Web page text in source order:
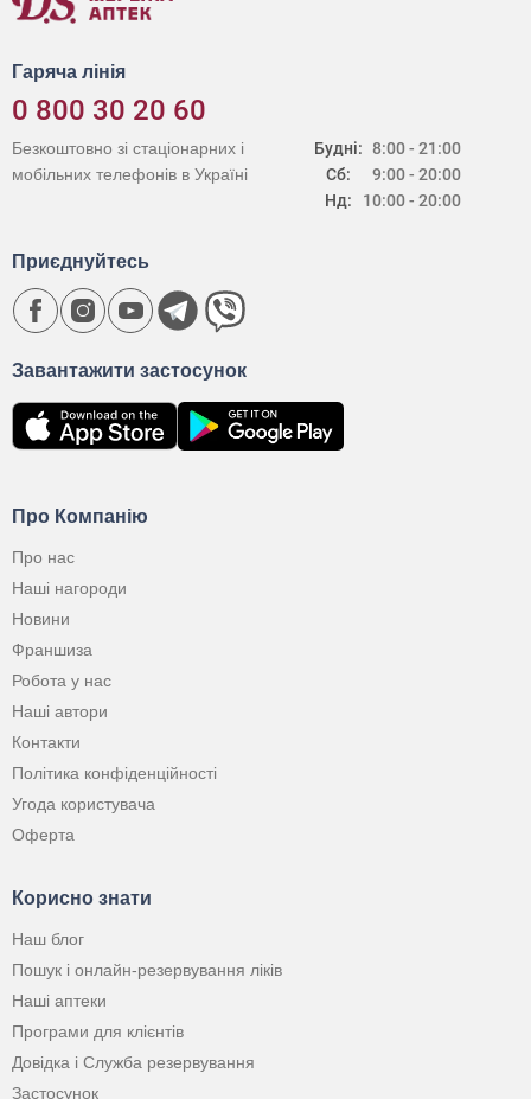
Гаряча лінія
0 800 30 20 60
Будні:
Сб:
Нд:
8:00 - 21:00
9:00 - 20:00
10:00 - 20:00
Безкоштовно зі стаціонарних і
мобільних телефонів в Україні
Про Компанію
Про нас
Наші нагороди
Новини
Франшиза
Робота у нас
Наші автори
Контакти
Політика конфіденційності
Угода користувача
Оферта
Корисно знати
Наш блог
Пошук і онлайн-резервування ліків
Наші аптеки
Програми для клієнтів
Довідка і Служба резервування
Застосунок
Завантажити застосунок
Приєднуйтесь